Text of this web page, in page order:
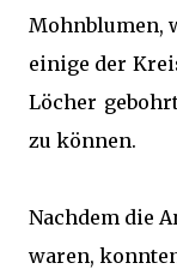
Mohnblumen,
einige der
Löcher
zu können.
Nachdem die
waren,